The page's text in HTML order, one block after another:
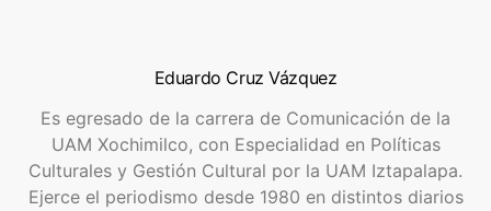
Eduardo Cruz Vázquez
Es egresado de la carrera de Comunicación de la
UAM Xochimilco, con Especialidad en Políticas
Culturales y Gestión Cultural por la UAM Iztapalapa.
Ejerce el periodismo desde 1980 en distintos diarios